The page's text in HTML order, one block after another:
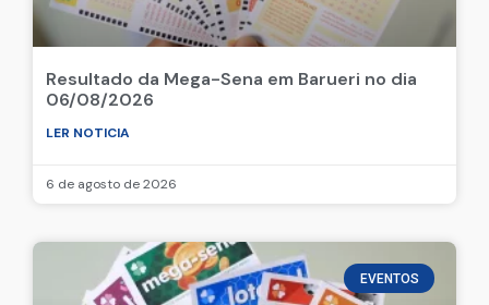
Resultado da Mega-Sena em Barueri no dia
06/08/2026
LER NOTICIA
6 de agosto de 2026
EVENTOS